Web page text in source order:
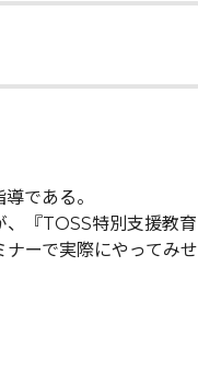
である。
、『TOSS特別支援教育
ーで実際にやってみせ